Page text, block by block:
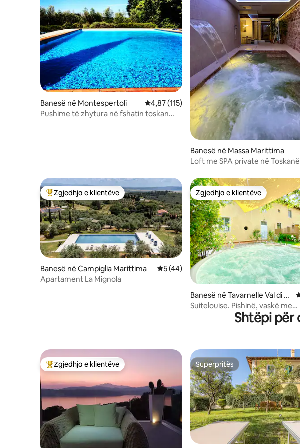
Banesë në Montespertoli Vlerësimi mesatar 4,87 nga 5, 115 vlerësime
4,87 (115)
Pushime të zhytura në fshatin toskan
Banesë në Massa Marittima
Loft me SPA private në Toskanë
Më të mirat e zgjedhjeve të klientëve
Zgjedhja e klientëve
Banesë në Campiglia Marittima Vlerësimi mesatar 5 nga 5, 44 vlerësime
5 (44)
Apartament La Mignola
Zgjedhja e klientëve
Zgjedhja e klientëve
Banesë në Tavarnelle Val di P
esa
Suitelouise. Pishinë, vaskë me
hidromasazh, palestër në
pamje/kopshtShtëpi për
Më të mirat e zgjedhjeve të klientëve
Zgjedhja e klientëve Superpritës
Superpritës